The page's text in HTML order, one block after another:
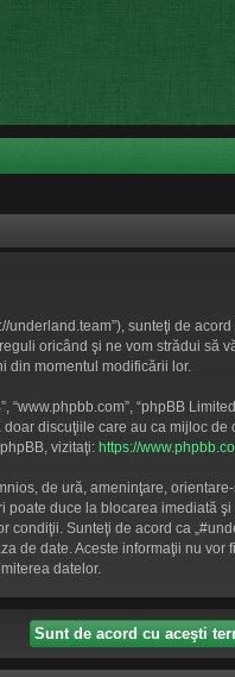
underland.team”), sunteţi de
oricând şi ne vom strădui
din momentul modificării lor.
“phpBB
doar discuţiile care au ca mijloc
vizitaţi: https://
de ură, ameninţare,
duce la blocarea imediată
Sunteţi de acord ca
de date. Aceste informaţii nu
datelor.